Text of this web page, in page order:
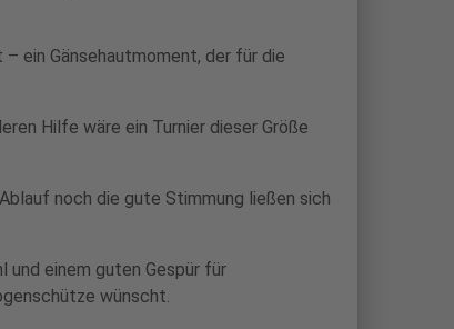
ein Gänsehautmoment, der für die
Hilfe wäre ein Turnier dieser Größe
noch die gute Stimmung ließen sich
und einem guten Gespür für
wünscht.